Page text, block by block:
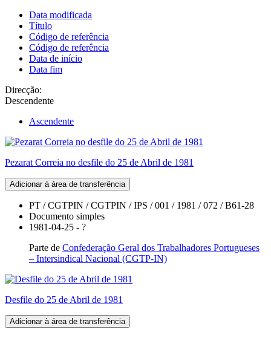
Data modificada
Título
Código de referência
Código de referência
Data de início
Data fim
Direcção:
Descendente
Ascendente
Pezarat Correia no desfile do 25 de Abril de 1981
Adicionar à área de transferência
PT / CGTPIN / CGTPIN / IPS / 001 / 1981 / 072 / B61-28
Documento simples
1981-04-25 - ?
Parte de Confederação Geral dos Trabalhadores Portugueses
– Intersindical Nacional (CGTP-IN)
Desfile do 25 de Abril de 1981
Adicionar à área de transferência